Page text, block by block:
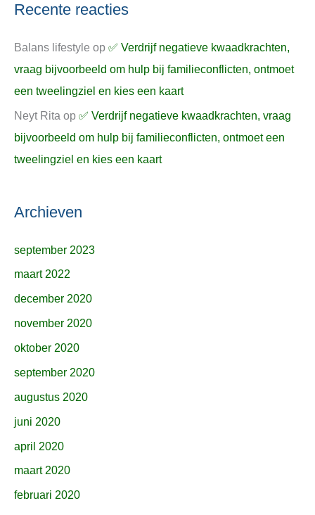
Recente reacties
Balans lifestyle op ✅ Verdrijf negatieve kwaadkrachten,
vraag bijvoorbeeld om hulp bij familieconflicten, ontmoet
een tweelingziel en kies een kaart
Neyt Rita op ✅ Verdrijf negatieve kwaadkrachten, vraag
bijvoorbeeld om hulp bij familieconflicten, ontmoet een
tweelingziel en kies een kaart
Archieven
september 2023
maart 2022
december 2020
november 2020
oktober 2020
september 2020
augustus 2020
juni 2020
april 2020
maart 2020
februari 2020